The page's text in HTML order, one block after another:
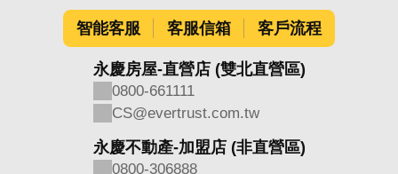
智能客服 客服信箱 客戶流程
永慶房屋-直營店 (雙北直營區)
0800-661111
CS@evertrust.com.tw
永慶不動產-加盟店 (非直營區)
0800-306888